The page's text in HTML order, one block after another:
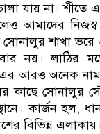
যায় না। শীতে এ
আমাদের
সোনালুর শাখা
নয়। লাঠির
এর আরও অনেক
সোনালুর
কার্জন হল,
বিভিন্ন এলাকায়।